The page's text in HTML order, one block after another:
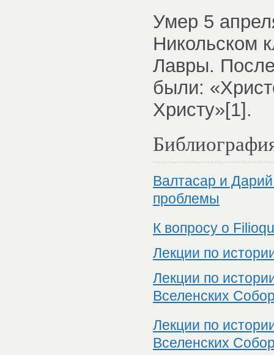
Умер 5
Никольском
Лавры.
были:
Христу»[1].
Валтасар и
проблемы
К вопросу о
Лекции по
Лекции по
Вселенских
Лекции по
Вселенских